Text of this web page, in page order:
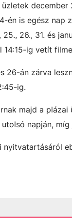
én is egész nap
26., 31. és
ig vetít
26-án zárva
ig.
majd a
napján,
nyitvatartásáról